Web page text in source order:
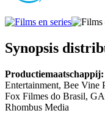
Synopsis
Productiemaatschappij:
Entertainment, Bee Vine
Fox Filmes do Brasil,
Rhombus Media